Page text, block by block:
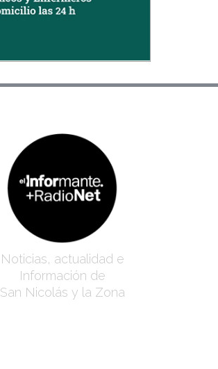
Noticias, actualidad e
Información de
San Nicolás y la Zona